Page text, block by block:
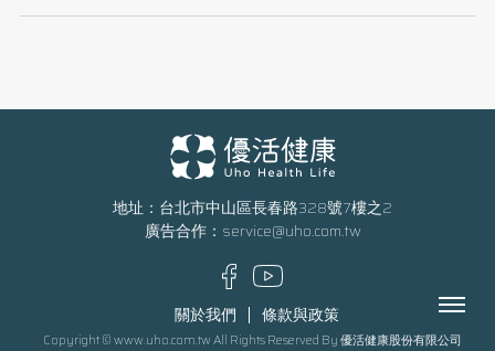
地址：台北市中山區長春路328號7樓之2
廣告合作： service@uho.com.tw
關於我們 條款與政策
Copyright © www.uho.com.tw All Rights Reserved By 優活健康股份有限公司
Menu